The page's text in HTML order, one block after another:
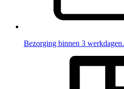
Bezorging binnen 3 werkdagen.